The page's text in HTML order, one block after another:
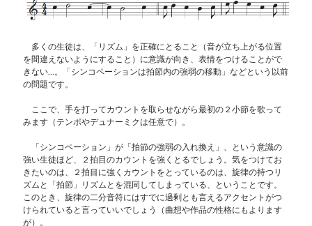
多くの生徒は、「リズム」を正確にとること（音が立ち上がる位置
を間違えないようにすること）に意識が向き、表情をつけることがで
きない…。「シンコペーションは拍節内の強弱の移動」などという以前
の問題です。
ここで、手を打ってカウントを取らせながら最初の２小節を歌って
みます（テンポやデュナーミクは任意で）。
「シンコペーション」が「拍節の強弱の入れ換え」、という意識の
強い生徒ほど、２拍目のカウントを強くとるでしょう。気をつけてお
きたいのは、２拍目に強くカウントをとっているのは、旋律の持つリ
ズムと「拍節」リズムとを混同してしまっている、ということです。
このとき、旋律の二分音符にはすでに過剰とも言えるアクセントがつ
けられていると言っていいでしょう（曲想や作品の性格にもよります
が）。